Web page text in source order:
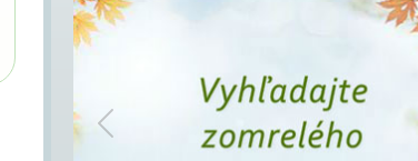
Previous